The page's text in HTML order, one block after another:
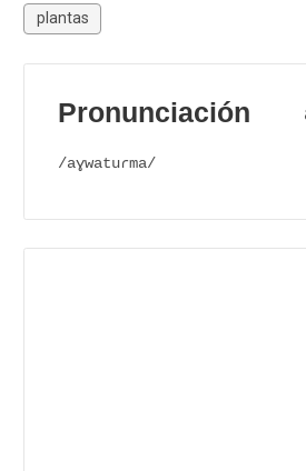
plantas
Pronunciación
/aɣwatuɾma/